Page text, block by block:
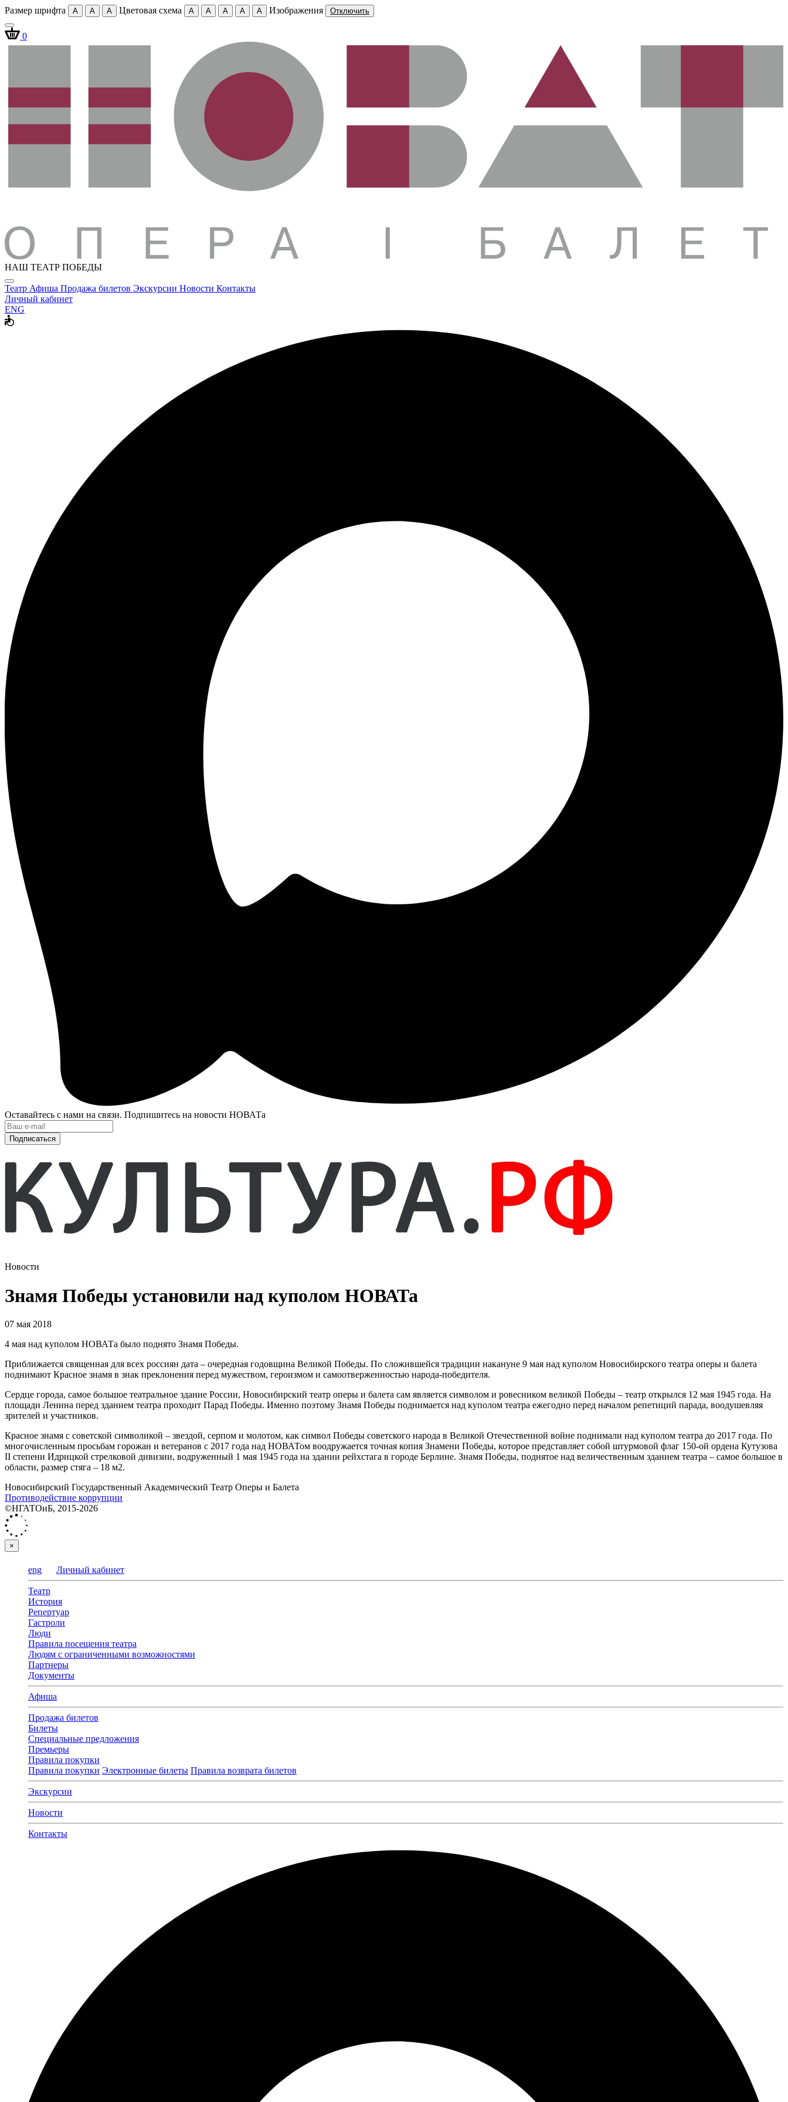
Размер шрифта A A A Цветовая схема A A A A A Изображения Отключить
0
НАШ ТЕАТР ПОБЕДЫ
Театр Афиша Продажа билетов Экскурсии Новости Контакты
Личный кабинет
ENG
Оставайтесь с нами на связи. Подпишитесь на новости НОВАТа
Подписаться
Новости
Знамя Победы установили над куполом НОВАТа
07 мая 2018
4 мая над куполом НОВАТа было поднято Знамя Победы.
Приближается священная для всех россиян дата – очередная годовщина Великой Победы. По сложившейся традиции накануне 9 мая над куполом Новосибирского театра оперы и балета
поднимают Красное знамя в знак преклонения перед мужеством, героизмом и самоотверженностью народа-победителя.
Сердце города, самое большое театральное здание России, Новосибирский театр оперы и балета сам является символом и ровесником великой Победы – театр открылся 12 мая 1945 года. На
площади Ленина перед зданием театра проходит Парад Победы. Именно поэтому Знамя Победы поднимается над куполом театра ежегодно перед началом репетиций парада, воодушевляя
зрителей и участников.
Красное знамя с советской символикой – звездой, серпом и молотом, как символ Победы советского народа в Великой Отечественной войне поднимали над куполом театра до 2017 года. По
многочисленным просьбам горожан и ветеранов с 2017 года над НОВАТом воодружается точная копия Знамени Победы, которое представляет собой штурмовой флаг 150-ой ордена Кутузова
II степени Идрицкой стрелковой дивизии, водруженный 1 мая 1945 года на здании рейхстага в городе Берлине. Знамя Победы, поднятое над величественным зданием театра – самое большое в
области, размер стяга – 18 м2.
Новосибирский Государственный Академический Театр Оперы и Балета
Противодействие коррупции
©НГАТОиБ, 2015-2026
×
eng Личный кабинет
Театр
История
Репертуар
Гастроли
Люди
Правила посещения театра
Людям с ограниченными возможностями
Партнеры
Документы
Афиша
Продажа билетов
Билеты
Специальные предложения
Премьеры
Правила покупки
Правила покупки Электронные билеты Правила возврата билетов
Экскурсии
Новости
Контакты